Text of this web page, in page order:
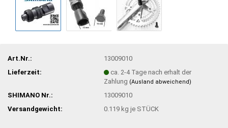
Art.Nr.:
13009010
Lieferzeit:
ca. 2-4 Tage nach erhalt der
Zahlung (Ausland abweichend)
SHIMANO Nr.:
13009010
Versandgewicht:
0.119 kg je STÜCK